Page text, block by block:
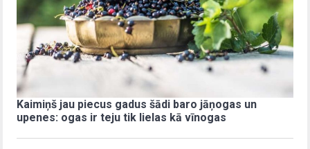
Kaimiņš jau piecus gadus šādi baro jāņogas un
upenes: ogas ir teju tik lielas kā vīnogas